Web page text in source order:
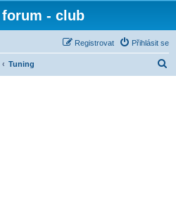
- club
Přihlásit se
Registrovat
Tuning